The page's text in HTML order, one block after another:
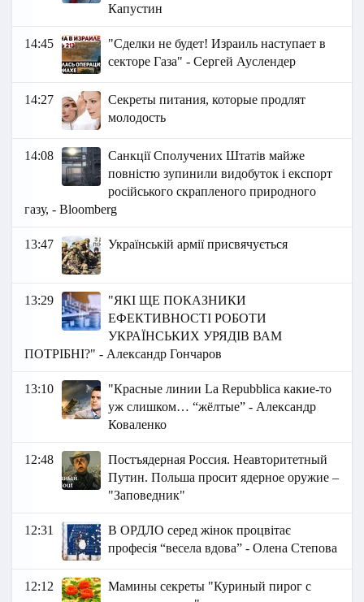
Капустин
14:45
"Сделки не будет! Израиль наступает в
секторе Газа" - Сергей Ауслендер
14:27
Секреты питания, которые продлят
молодость
14:08
Санкції Сполучених Штатів майже
повністю зупинили видобуток і експорт
російського скрапленого природного
газу, - Bloomberg
13:47 Українській армії присвячується
13:29
"ЯКІ ЩЕ ПОКАЗНИКИ
ЕФЕКТИВНОСТІ РОБОТИ
УКРАЇНСЬКИХ УРЯДІВ ВАМ
ПОТРІБНІ?" - Александр Гончаров
13:10
"Красные линии La Repubblica какие-то
уж слишком… “жёлтые” - Александр
Коваленко
12:48
Постъядерная Россия. Неавторитетный
Путин. Польша просит ядерное оружие –
"Заповедник"
12:31
В ОРДЛО серед жінок процвітає
професія “весела вдова” - Олена Степова
12:12
Мамины секреты "Куриный пирог с